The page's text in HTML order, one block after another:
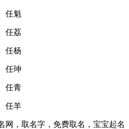
任魁
任荔
任杨
任珅
任青
任羊
网，取名字，免费取名，宝宝起名